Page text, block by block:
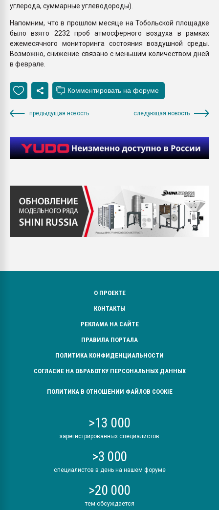
углерода, суммарные углеводороды).
Напомним, что в прошлом месяце на Тобольской площадке
было взято 2232 проб атмосферного воздуха в рамках
ежемесячного мониторинга состояния воздушной среды.
Возможно, снижение связано с меньшим количеством дней
в феврале.
предыдущая новость следующая новость
О ПРОЕКТЕ
КОНТАКТЫ
РЕКЛАМА НА САЙТЕ
ПРАВИЛА ПОРТАЛА
ПОЛИТИКА КОНФИДЕНЦИАЛЬНОСТИ
СОГЛАСИЕ НА ОБРАБОТКУ ПЕРСОНАЛЬНЫХ ДАННЫХ
ПОЛИТИКА В ОТНОШЕНИИ ФАЙЛОВ COOKIE
>13 000
зарегистрированных специалистов
>3 000
специалистов в день на нашем форуме
>20 000
тем обсуждается